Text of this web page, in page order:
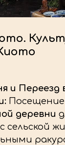
и Переезд
Посещение
деревни
сельской